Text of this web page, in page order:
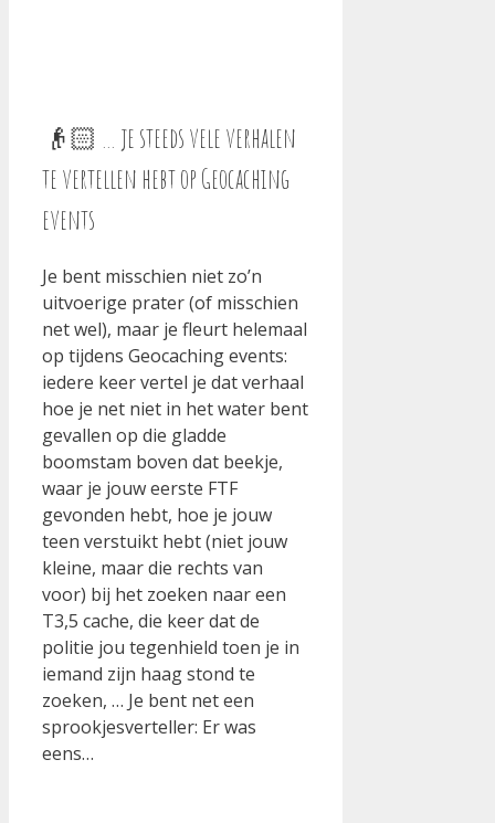
👴🏻 … je steeds vele verhalen
te vertellen hebt op Geocaching
events
Je bent misschien niet zo’n
uitvoerige prater (of misschien
net wel), maar je fleurt helemaal
op tijdens Geocaching events:
iedere keer vertel je dat verhaal
hoe je net niet in het water bent
gevallen op die gladde
boomstam boven dat beekje,
waar je jouw eerste FTF
gevonden hebt, hoe je jouw
teen verstuikt hebt (niet jouw
kleine, maar die rechts van
voor) bij het zoeken naar een
T3,5 cache, die keer dat de
politie jou tegenhield toen je in
iemand zijn haag stond te
zoeken, … Je bent net een
sprookjesverteller: Er was
eens…